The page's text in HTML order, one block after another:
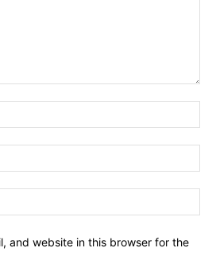
and website in this browser for the